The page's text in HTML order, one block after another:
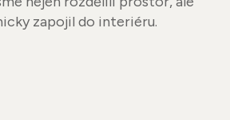
zapojil do interiéru.